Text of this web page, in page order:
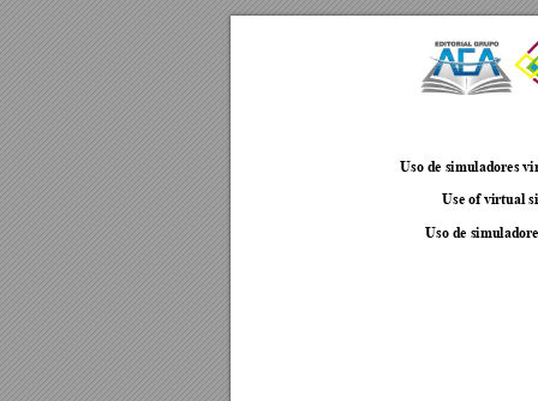
Uso de simuladores
Use of virtual
Uso de simulad